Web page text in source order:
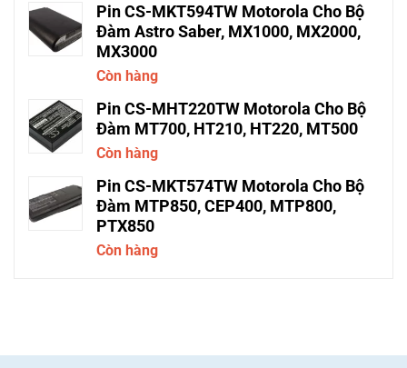
Pin CS-MKT594TW Motorola Cho Bộ
Đàm Astro Saber, MX1000, MX2000,
MX3000
Còn hàng
Pin CS-MHT220TW Motorola Cho Bộ
Đàm MT700, HT210, HT220, MT500
Còn hàng
Pin CS-MKT574TW Motorola Cho Bộ
Đàm MTP850, CEP400, MTP800,
PTX850
Còn hàng